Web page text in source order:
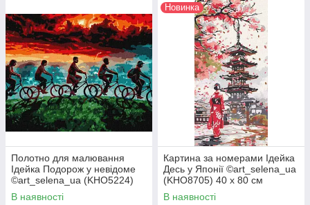
Полотно для малювання
Ідейка Подорож у невідоме
©art_selena_ua (KHO5224)
40 х 50 см
В наявності
Новинка
Картина за номерами Ідейка
Десь у Японії ©art_selena_ua
(KHO8705) 40 х 80 см
В наявності